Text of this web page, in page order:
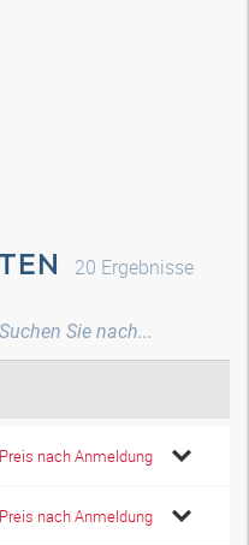
20 Ergebnisse
Preis nach Anmeldung
Preis nach Anmeldung